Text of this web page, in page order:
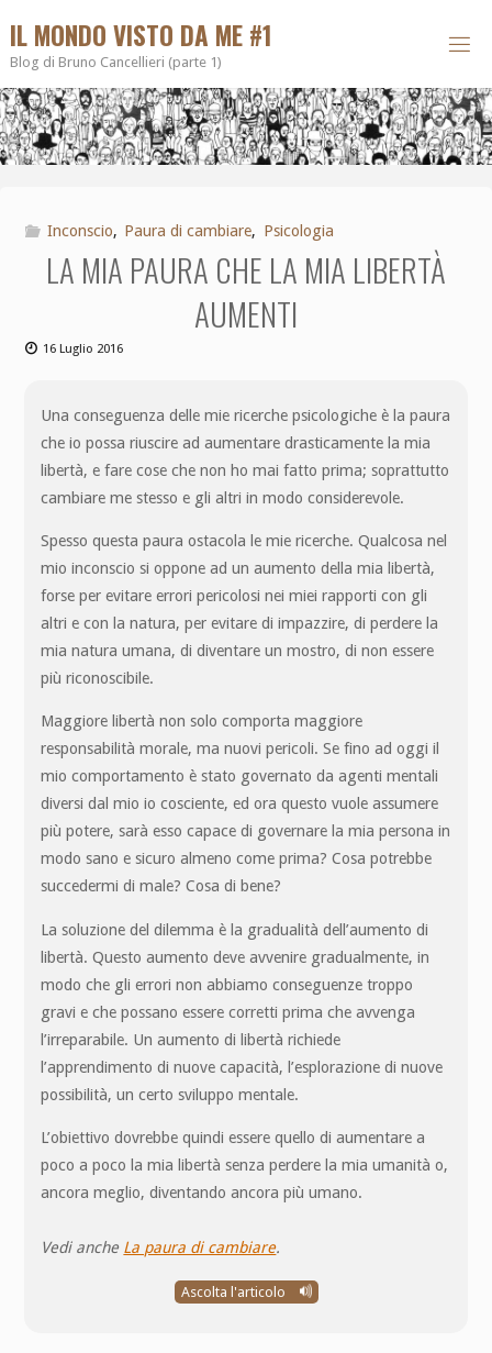
IL MONDO VISTO DA ME #1
Blog di Bruno Cancellieri (parte 1)
Inconscio, Paura di cambiare, Psicologia
LA MIA PAURA CHE LA MIA LIBERTÀ
AUMENTI
16 Luglio 2016
Una conseguenza delle mie ricerche psicologiche è la paura
che io possa riuscire ad aumentare drasticamente la mia
libertà, e fare cose che non ho mai fatto prima; soprattutto
cambiare me stesso e gli altri in modo considerevole.
Spesso questa paura ostacola le mie ricerche. Qualcosa nel
mio inconscio si oppone ad un aumento della mia libertà,
forse per evitare errori pericolosi nei miei rapporti con gli
altri e con la natura, per evitare di impazzire, di perdere la
mia natura umana, di diventare un mostro, di non essere
più riconoscibile.
Maggiore libertà non solo comporta maggiore
responsabilità morale, ma nuovi pericoli. Se fino ad oggi il
mio comportamento è stato governato da agenti mentali
diversi dal mio io cosciente, ed ora questo vuole assumere
più potere, sarà esso capace di governare la mia persona in
modo sano e sicuro almeno come prima? Cosa potrebbe
succedermi di male? Cosa di bene?
La soluzione del dilemma è la gradualità dell’aumento di
libertà. Questo aumento deve avvenire gradualmente, in
modo che gli errori non abbiamo conseguenze troppo
gravi e che possano essere corretti prima che avvenga
l’irreparabile. Un aumento di libertà richiede
l’apprendimento di nuove capacità, l’esplorazione di nuove
possibilità, un certo sviluppo mentale.
L’obiettivo dovrebbe quindi essere quello di aumentare a
poco a poco la mia libertà senza perdere la mia umanità o,
ancora meglio, diventando ancora più umano.
Vedi anche La paura di cambiare.
Ascolta l'articolo